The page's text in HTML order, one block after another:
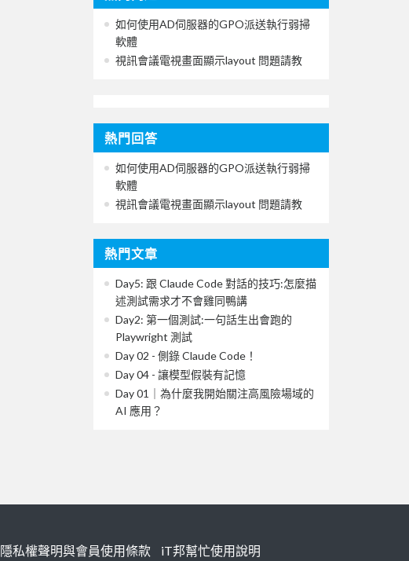
如何使用AD伺服器的GPO派送執行弱掃
軟體
視訊會議電視畫面顯示layout 問題請教
熱門回答
如何使用AD伺服器的GPO派送執行弱掃
軟體
視訊會議電視畫面顯示layout 問題請教
熱門文章
Day5: 跟 Claude Code 對話的技巧:怎麼描
述測試需求才不會雞同鴨講
Day2: 第一個測試:一句話生出會跑的
Playwright 測試
Day 02 - 側錄 Claude Code！
Day 04 - 讓模型假裝有記憶
Day 01｜為什麼我開始關注高風險場域的
AI 應用？
隱私權聲明與會員使用條款 iT邦幫忙使用說明